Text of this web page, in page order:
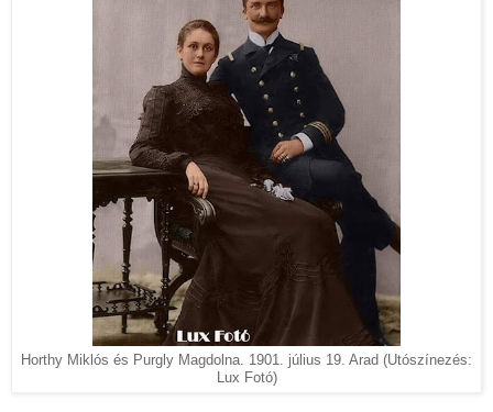
Horthy Miklós és Purgly Magdolna. 1901. július 19. Arad (Utószínezés:
Lux Fotó)